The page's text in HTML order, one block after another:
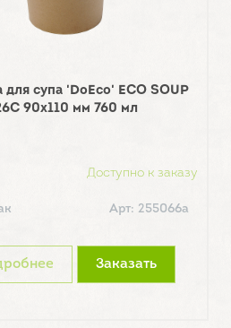
для супа 'DoEco' ECO SOUP
90х110 мм 760 мл
Доступно к заказу
Арт: 255066а
Заказать